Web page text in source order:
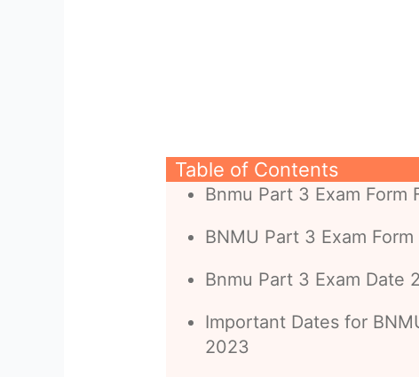
Table of Contents
Bnmu Part 3 Exam Form
BNMU Part 3 Exam
Bnmu Part 3 Exam Date
Important Dates for
2023